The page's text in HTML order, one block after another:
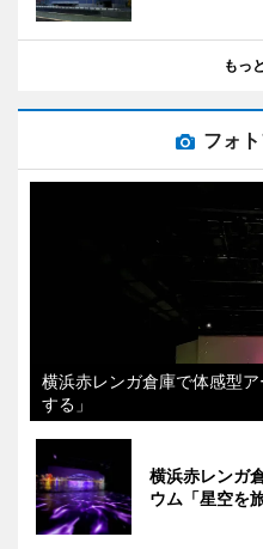
もっ
フォ
横浜赤レンガ倉庫で体感型
する」
横浜赤レンガ
ウム「星空を